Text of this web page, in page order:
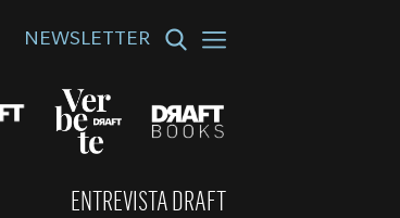
NEWSLETTER
ENTREVISTA DRAFT